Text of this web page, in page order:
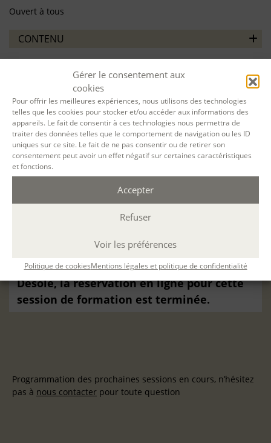
Gérer le consentement aux
cookies
Pour offrir les meilleures expériences, nous utilisons des technologies
telles que les cookies pour stocker et/ou accéder aux informations des
appareils. Le fait de consentir à ces technologies nous permettra de
traiter des données telles que le comportement de navigation ou les ID
uniques sur ce site. Le fait de ne pas consentir ou de retirer son
consentement peut avoir un effet négatif sur certaines caractéristiques
et fonctions.
Accepter
Refuser
Voir les préférences
Politique de cookiesMentions légales et politique de confidentialité
Ouvert à tous
CONTENU
MÉTHODES PÉDAGOGIQUES
ÉVALUATION
VOTRE SESSION :
Les fondamentaux de l’écriture
(Durée : 30 h. ; 9 h 30 - 16 h 30 )
Désolé, la réservation en ligne pour cette
session de formation est terminée.
Programmation des prochaines sessions en cours, n’hésitez
pas à nous contacter pour toute question